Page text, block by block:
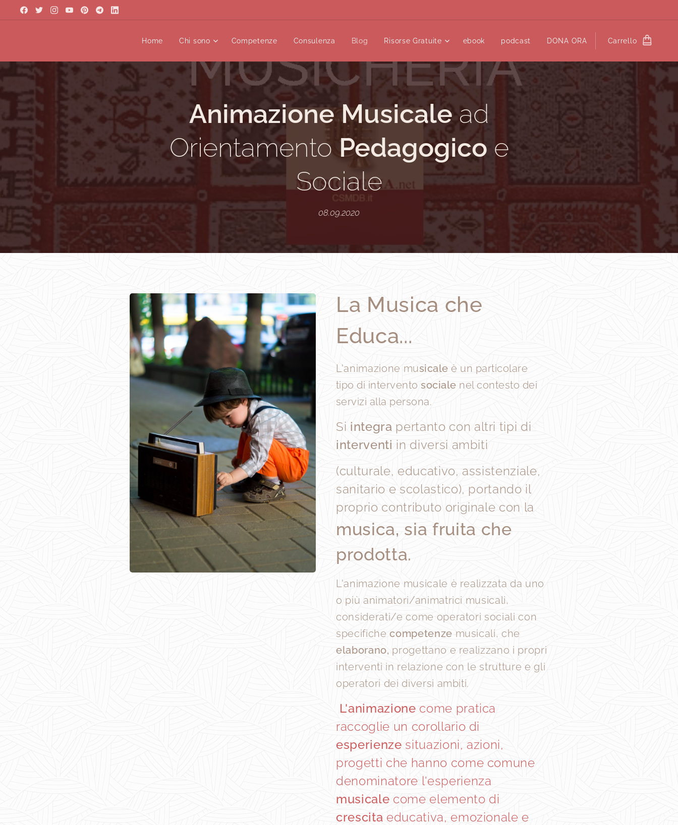
Home Chi sono Competenze Consulenza Blog Risorse Gratuite ebook podcast DONA ORA Carrello
AnimazioneMusicalead
Orientamento Pedagogico e
Sociale
08.09.2020
La Musica che
Educa...
L'animazione musicale è un particolare
tipo di intervento sociale nel contesto dei
servizi alla persona.
Si integra pertanto con altri tipi di
interventi in diversi ambiti
(culturale, educativo, assistenziale,
sanitario e scolastico), portando il
proprio contributo originale con la
musica, sia fruita che
prodotta.
L'animazione musicale è realizzata da uno
o più animatori/animatrici musicali,
considerati/e come operatori sociali con
specifichecompetenze musicali, che
elaborano, progettano e realizzano i propri
interventi in relazione con le strutture e gli
operatori dei diversi ambiti.
L'animazione come pratica
raccoglie un corollario di
esperienze situazioni, azioni,
progetti che hanno come comune
denominatore l'esperienza
musicale come elemento di
crescita educativa, emozionale e